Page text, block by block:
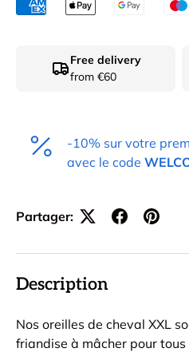
Free delivery
from €60
-10% sur votre
avec le code
Partager:
Description
Nos oreilles de cheval XXL
friandise à mâcher pour